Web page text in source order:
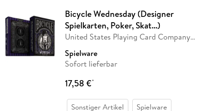
Bicycle Wednesday (Designer
Spielkarten, Poker, Skat...)
United States Playing Card Company
Spielware
Sofort lieferbar
17,58 €*
Sonstiger Artikel Spielware